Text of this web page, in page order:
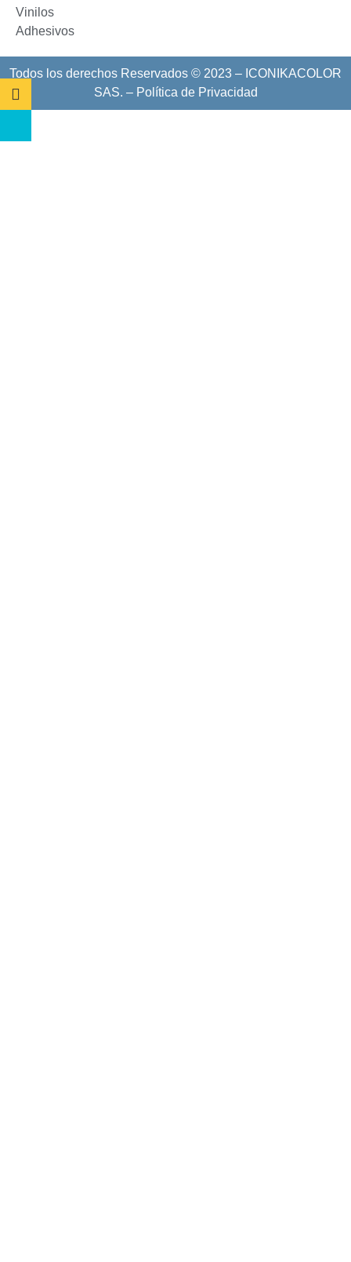
Vinilos
Adhesivos
Todos los derechos Reservados © 2023 – ICONIKACOLOR
SAS. – Política de Privacidad